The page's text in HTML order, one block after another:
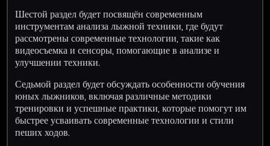
Шестой раздел будет посвящён современным
инструментам анализа лыжной техники, где будут
рассмотрены современные технологии, такие как
видеосъемка и сенсоры, помогающие в анализе и
улучшении техники.
Седьмой раздел будет обсуждать особенности обучения
юных лыжников, включая различные методики
тренировки и успешные практики, которые помогут им
быстрее усваивать современные технологии и стили
пеших ходов.